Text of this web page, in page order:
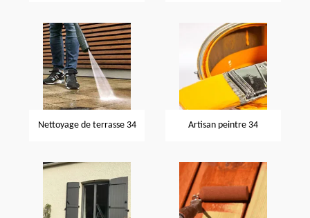
Nettoyage de terrasse 34 Artisan peintre 34